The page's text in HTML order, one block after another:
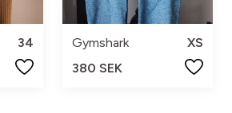
34
Gymshark
XS
380 SEK